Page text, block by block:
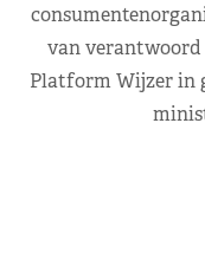
van
Platform Wijzer in